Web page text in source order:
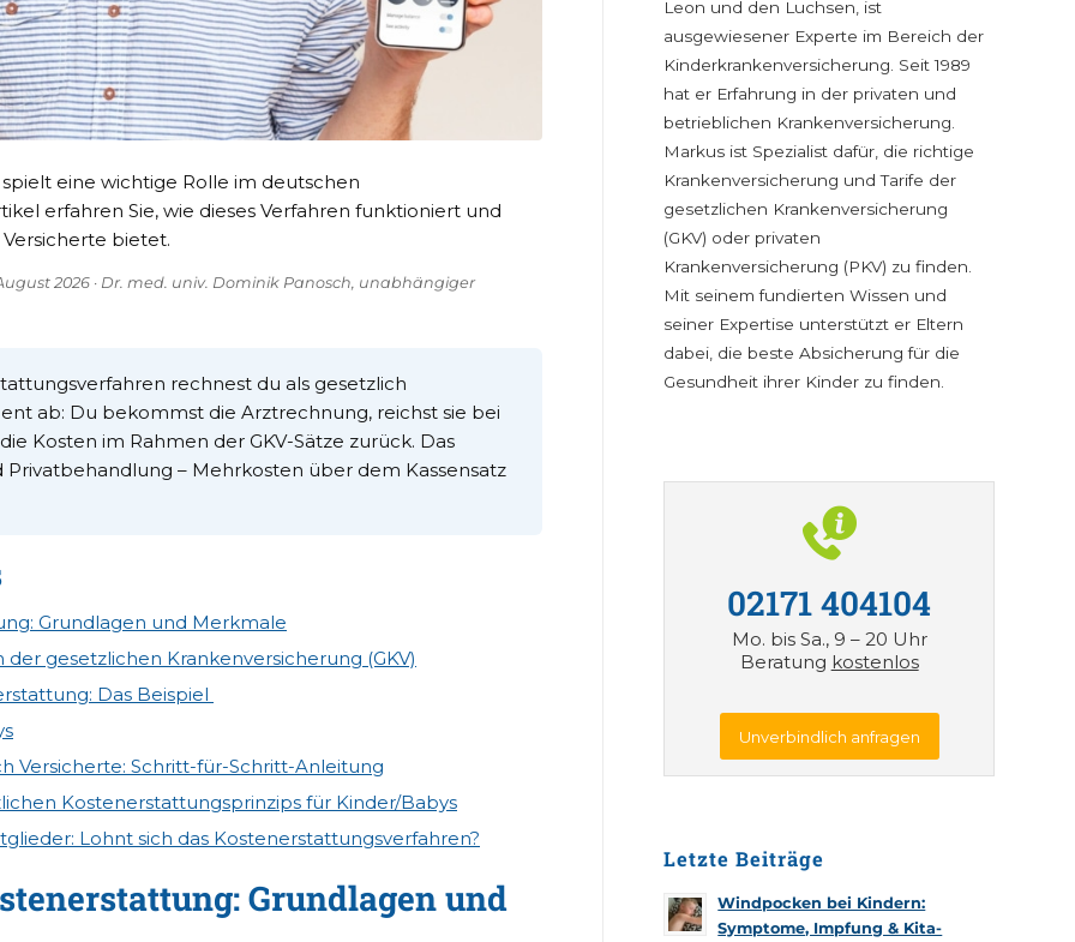
eine wichtige Rolle im deutschen
erfahren Sie, wie dieses Verfahren funktioniert und
bietet.
2026 · Dr. med. univ. Dominik Panosch, unabhängiger
rechnest du als gesetzlich
ab: Du bekommst die Arztrechnung, reichst sie bei
Kosten im Rahmen der GKV-Sätze zurück. Das
– Mehrkosten über dem Kassensatz
Grundlagen und Merkmale
gesetzlichen Krankenversicherung (GKV)
Das Beispiel
Versicherte: Schritt-für-Schritt-Anleitung
Kostenerstattungsprinzips für Kinder/Babys
Lohnt sich das Kostenerstattungsverfahren?
Grundlagen und
Leon und den Luchsen, ist
ausgewiesener Experte im Bereich der
Kinderkrankenversicherung. Seit 1989
hat er Erfahrung in der privaten und
betrieblichen Krankenversicherung.
Markus ist Spezialist dafür, die richtige
Krankenversicherung und Tarife der
gesetzlichen Krankenversicherung
(GKV) oder privaten
Krankenversicherung (PKV) zu finden.
Mit seinem fundierten Wissen und
seiner Expertise unterstützt er Eltern
dabei, die beste Absicherung für die
Gesundheit ihrer Kinder zu finden.
02171 404104
Mo. bis Sa., 9 – 20 Uhr
Beratung kostenlos
Unverbindlich anfragen
Letzte Beiträge
Windpocken bei Kindern:
Symptome, Impfung & Kita-